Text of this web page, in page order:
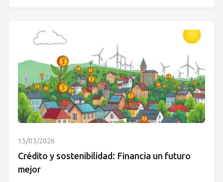
15/03/2026
Crédito y sostenibilidad: Financia un futuro
mejor